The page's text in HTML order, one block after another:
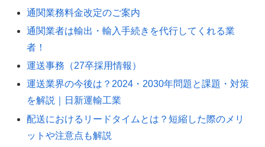
通関業務料金改定のご案内
通関業者は輸出・輸入手続きを代行してくれる業
者！
運送事務（27卒採用情報）
運送業界の今後は？2024・2030年問題と課題・対策
を解説｜日新運輸工業
配送におけるリードタイムとは？短縮した際のメリ
ットや注意点も解説